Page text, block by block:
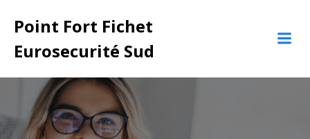
Point Fort Fichet
Eurosecurité Sud